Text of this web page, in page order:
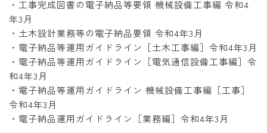
・工事完成図書の電子納品等要領 機械設備工事編 令和4
年3月
・土木設計業務等の電子納品要領 令和4年3月
・電子納品等運用ガイドライン［土木工事編］令和4年3月
・電子納品等運用ガイドライン［電気通信設備工事編］令
和4年3月
・電子納品等運用ガイドライン 機械設備工事編［工事］
令和4年3月
・電子納品運用ガイドライン［業務編］令和4年3月